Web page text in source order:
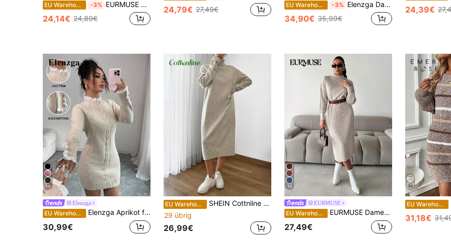
EU Warehouse -3% EURMUSE Pulloverkleid mit Rollkragen, Raglanärmeln, Rippenstrick
24,14€ 24,89€
24,79€ 27,49€
EU Warehouse -3% Elenzga Damen Urlaubs-Partykleid Mode lässig vielseitiger Strickpullover, sexy, Strickpullover Herbst Winter
34,90€ 35,99€
24,39€
16
Elenzga
EU Warehouse Elenzga Aprikot farbiges Kleid mit Rundhalsausschnitt und Spitzenbesatz an den langen Ärmeln, für Herbst/Winter
30,99€
EU Warehouse
SHEIN Cottnline Damen einlarbiges Drop-Shoulder Pullover-Kleid mit Rollkragen
29 übrig
26,99€
10
EURMUSE
EU Warehouse EURMUSE Damen Rollkragenpullover In Einfarbigem Design Mit Gerippten Details Und Überschnittenen Schultern, Ohne Gürtel
27,49€
EU Warehouse
31,18€